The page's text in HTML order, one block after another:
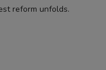
reform unfolds.